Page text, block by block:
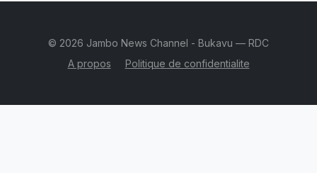
© 2026 Jambo News Channel - Bukavu — RDC
A propos
Politique de confidentialite